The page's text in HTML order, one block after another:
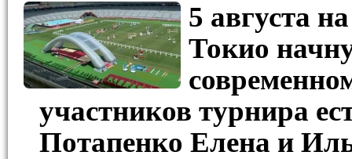
5 августа
Токио
участников турнира
Потапенко Елена и